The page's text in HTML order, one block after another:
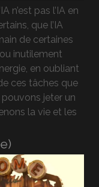
n’est pas l’IA en
que l’IA
de certaines
inutilement
en oubliant
ces tâches que
jeter un
la vie et les